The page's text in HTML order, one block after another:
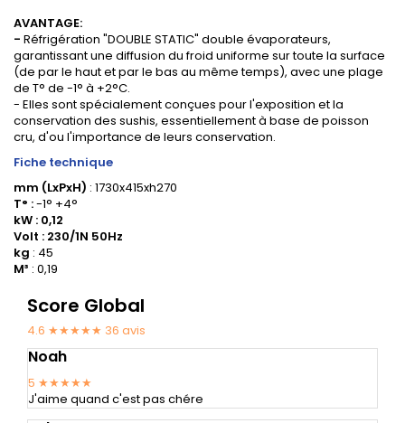
AVANTAGE:
- Réfrigération "DOUBLE STATIC" double évaporateurs,
garantissant une diffusion du froid uniforme sur toute la surface
(de par le haut et par le bas au même temps), avec une plage
de T° de -1° à +2°C.
- Elles sont spécialement conçues pour l'exposition et la
conservation des sushis, essentiellement à base de poisson
cru, d'ou l'importance de leurs conservation.
Fiche technique
mm (LxPxH) : 1730x415xh270
T° :-1° +4°
kW : 0,12
Volt : 230/1N 50Hz
kg : 45
M³ : 0,19
Score Global
4.6 ★★★★★ 36 avis
Noah
5 ★★★★★
J'aime quand c'est pas chére